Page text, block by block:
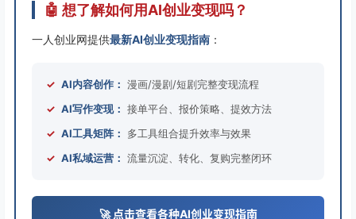
🤖 想了解如何用AI创业变现吗？
一人创业网提供最新AI创业变现指南 ：
✓ AI内容创作： 漫画/漫剧/短剧完整变现流程
✓ AI写作变现： 接单平台、报价策略、提效方法
✓ AI工具矩阵：
多工具组合提升效率与效果
✓ AI私域运营： 流量沉淀、转化、复购完整闭环
🚀 点击查看各种AI创业变现指南